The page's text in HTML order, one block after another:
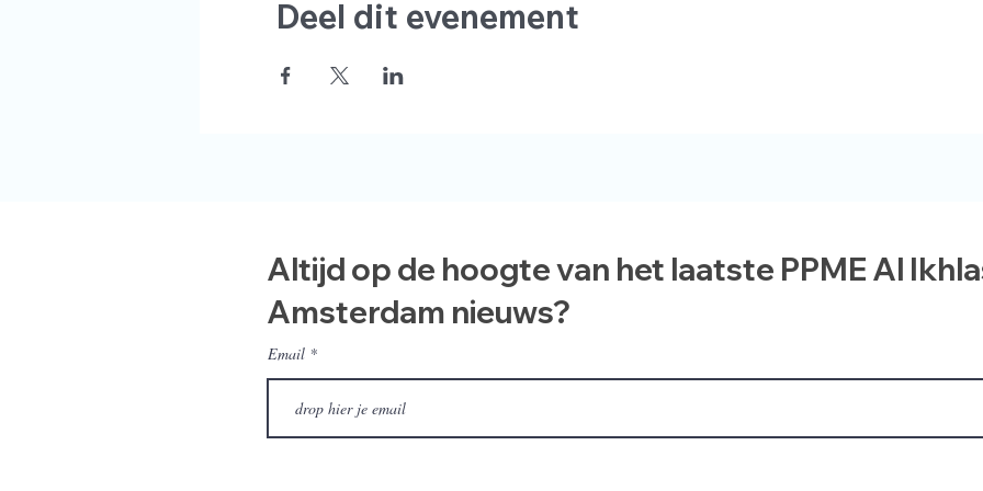
Deel dit evenement
Altijd op de hoogte van het laatste PPME Al
Amsterdam nieuws?
Email